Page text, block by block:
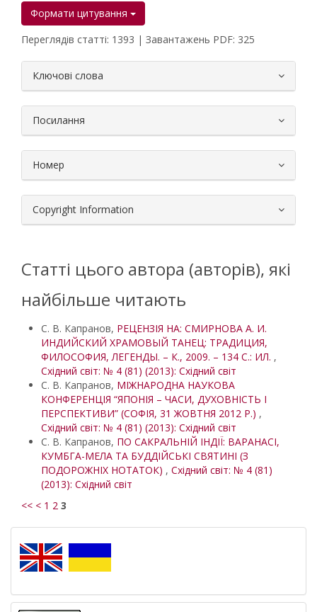
Формати цитування
Переглядів статті: 1393 | Завантажень PDF: 325
Ключові слова
Посилання
Номер
Copyright Information
Статті цього автора (авторів), які
найбільше читають
С. В. Капранов, РЕЦЕНЗІЯ НА: СМИРНОВА А. И.
ИНДИЙСКИЙ ХРАМОВЫЙ ТАНЕЦ: ТРАДИЦИЯ,
ФИЛОСОФИЯ, ЛЕГЕНДЫ. – К., 2009. – 134 С.: ИЛ. ,
Східний світ: № 4 (81) (2013): Східний світ
С. В. Капранов, МІЖНАРОДНА НАУКОВА
КОНФЕРЕНЦІЯ “ЯПОНІЯ – ЧАСИ, ДУХОВНІСТЬ І
ПЕРСПЕКТИВИ” (СОФІЯ, 31 ЖОВТНЯ 2012 Р.) ,
Східний світ: № 4 (81) (2013): Східний світ
С. В. Капранов, ПО САКРАЛЬНІЙ ІНДІЇ: ВАРАНАСІ,
КУМБГА-МЕЛА ТА БУДДІЙСЬКІ СВЯТИНІ (З
ПОДОРОЖНІХ НОТАТОК) , Східний світ: № 4 (81)
(2013): Східний світ
<< < 1 2 3